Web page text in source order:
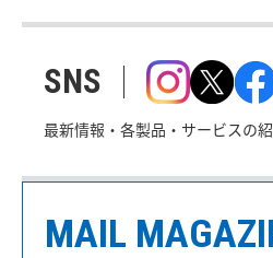
SNS
最新情報・各製品・サービスの
MAIL